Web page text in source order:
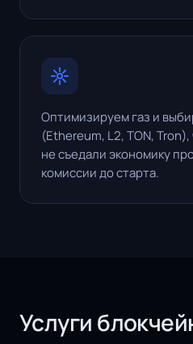
Оптимизируем газ и
(Ethereum, L2, TON,
не съедали экономику
комиссии до старта.
Услуги